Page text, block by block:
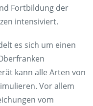
Fortbildung der
intensiviert.
es sich um einen
kann alle Arten von
Vor allem
vom